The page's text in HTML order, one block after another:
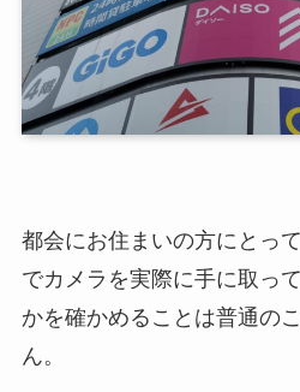
都会にお住まいの方にとっ
でカメラを実際に手に取っ
かを確かめることは普通の
ん。